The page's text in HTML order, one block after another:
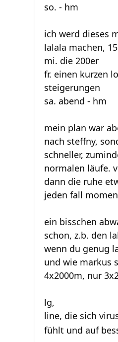
so. - hm
ich werd dieses
lalala machen,
mi. die 200er
fr. einen kurzen
steigerungen
sa. abend - hm
mein plan war
nach steffny,
schneller,
normalen läufe.
dann die ruhe
jeden fall
ein bisschen
schon, z.b. den
wenn du genug
und wie markus
4x2000m, nur
lg,
line, die sich
fühlt und auf